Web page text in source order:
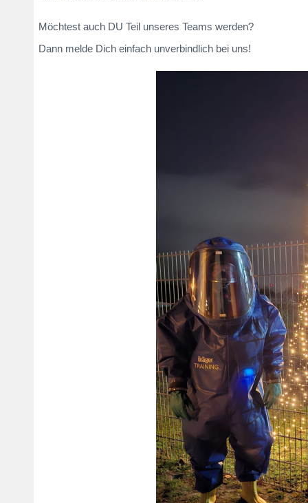
Möchtest auch DU Teil unseres Teams werden?
Dann melde Dich einfach unverbindlich bei uns!